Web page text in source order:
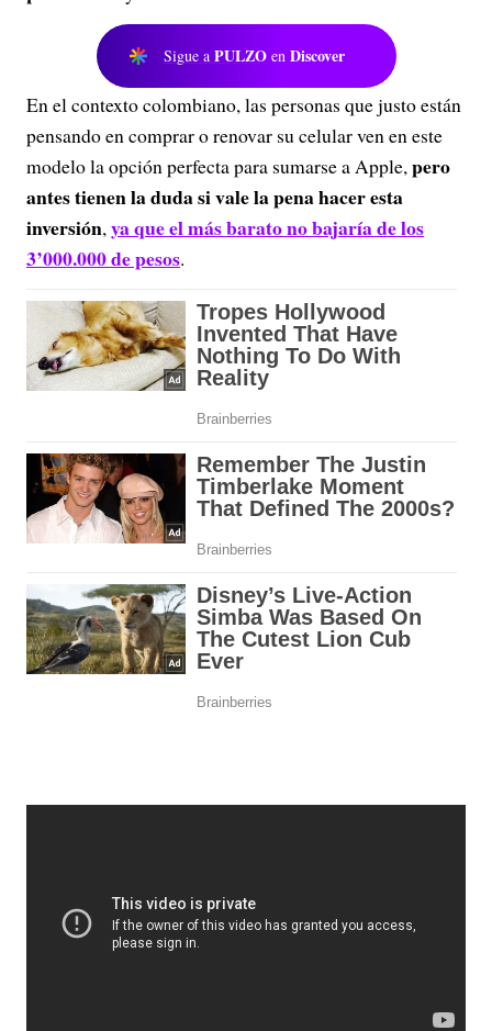
Sigue a PULZO en Discover
En el contexto colombiano, las personas que justo están
pensando en comprar o renovar su celular ven en este
modelo la opción perfecta para sumarse a Apple,pero
antes tienen la duda si vale la pena hacer esta
inversión,ya que el más barato no bajaría de los
3’000.000 de pesos.